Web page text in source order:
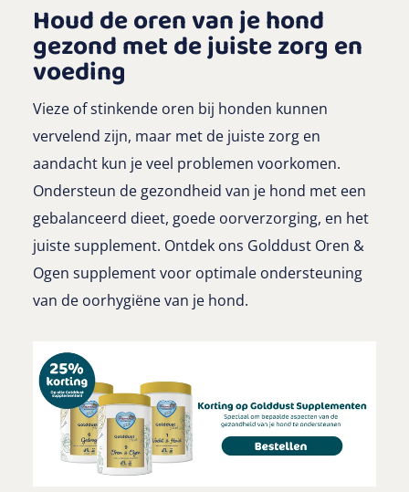
Houd de oren van je hond
gezond met de juiste zorg en
voeding
Vieze of stinkende oren bij honden kunnen
vervelend zijn, maar met de juiste zorg en
aandacht kun je veel problemen voorkomen.
Ondersteun de gezondheid van je hond met een
gebalanceerd dieet, goede oorverzorging, en het
juiste supplement. Ontdek ons Golddust Oren &
Ogen supplement voor optimale ondersteuning
van de oorhygiëne van je hond.